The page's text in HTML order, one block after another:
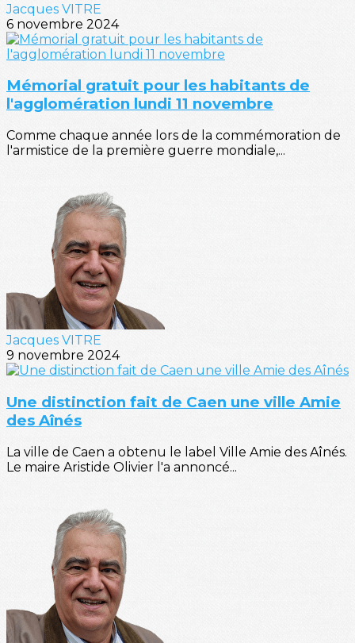
Jacques VITRE
6 novembre 2024
Mémorial gratuit pour les habitants de
l'agglomération lundi 11 novembre
Comme chaque année lors de la commémoration de
l'armistice de la première guerre mondiale,...
Jacques VITRE
9 novembre 2024
Une distinction fait de Caen une ville Amie
des Aînés
La ville de Caen a obtenu le label Ville Amie des Aînés.
Le maire Aristide Olivier l'a annoncé...